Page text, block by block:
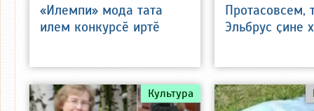
«Илемпи» мода тата
илем конкурсӗ иртӗ
Протасовсем,
Эльбрус ҫине
Культура